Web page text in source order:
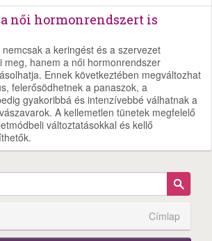
női hormonrendszert is
a keringést és a szervezet
meg, hanem a női hormonrendszer
Ennek következtében megváltozhat
felerősödhetnek a panaszok, a
gyakoribbá és intenzívebbé válhatnak a
A kellemetlen tünetek megfelelő
változtatásokkal és kellő
Címlap